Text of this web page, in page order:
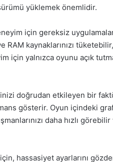
yüklemek önemlidir.
için gereksiz
RAM kaynaklarınızı
için yalnızca oyunu açık
doğrudan etkileyen bir
gösterir. Oyun içindeki
daha hızlı
hassasiyet ayarlarını